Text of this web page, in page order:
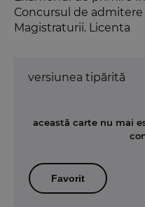
Concursul de
Magistraturii. Licenta
versiunea tipărită
această carte nu mai
Favorit